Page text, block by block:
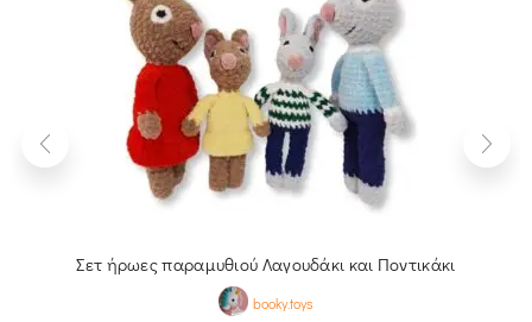
Σετ ήρωες παραμυθιού Λαγουδάκι και Ποντικάκι
booky.toys